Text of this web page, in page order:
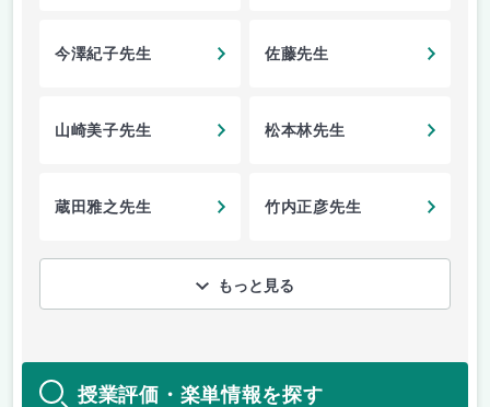
今澤紀子先生 佐藤先生
山崎美子先生 松本林先生
蔵田雅之先生 竹内正彦先生
もっと見る
授業評価・楽単情報を探す